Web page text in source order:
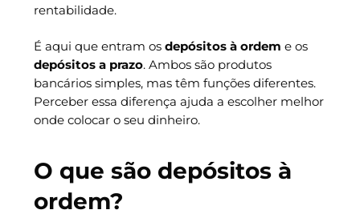
rentabilidade.
É aqui que entram os depósitos à ordem e os
depósitos a prazo. Ambos são produtos
bancários simples, mas têm funções diferentes.
Perceber essa diferença ajuda a escolher melhor
onde colocar o seu dinheiro.
O que são depósitos à
ordem?